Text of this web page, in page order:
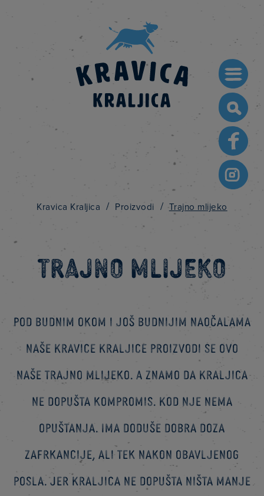
for:
Kravica Kraljica / Proizvodi / Trajno mlijeko
Trajno mlijeko
Pod budnim okom i još budnijim naočalama
naše Kravice Kraljice proizvodi se ovo
naše trajno mlijeko. A znamo da Kraljica
ne dopušta kompromis. Kod nje nema
opuštanja. Ima doduše dobra doza
zafrkancije, ali tek nakon obavljenog
posla. Jer Kraljica ne dopušta ništa manje